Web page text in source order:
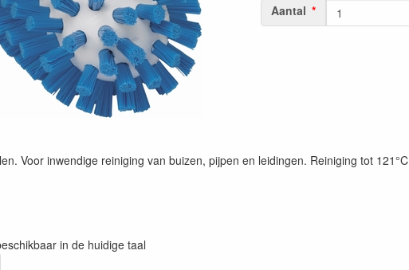
Aantal
Voor inwendige reiniging van buizen, pijpen en leidingen. Reiniging tot 121°C
in de huidige taal